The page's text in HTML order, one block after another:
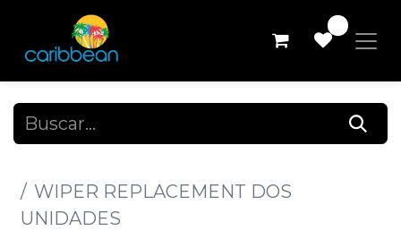
WIPER REPLACEMENT DOS
UNIDADES